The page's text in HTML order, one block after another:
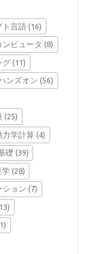
ト言語 (16)
ンピュータ (8)
グ (11)
ンズオン (56)
(25)
力学計算 (4)
礎 (39)
学 (28)
ション (7)